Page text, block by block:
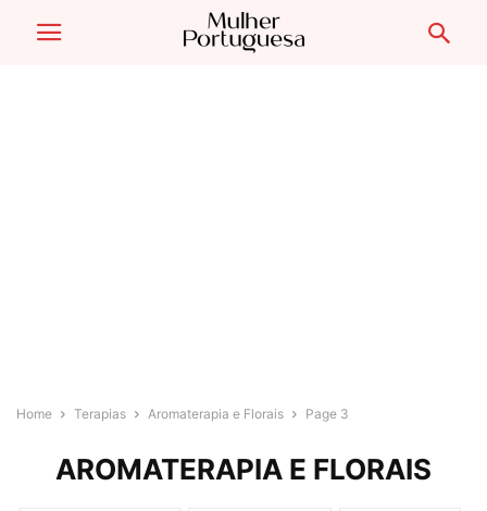
Home Terapias Aromaterapia e Florais Page 3
AROMATERAPIA E FLORAIS